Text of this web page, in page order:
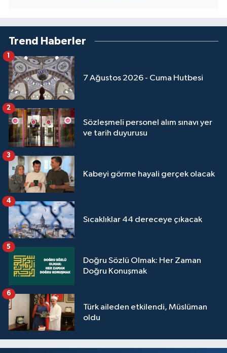
Trend Haberler
7 Ağustos 2026 - Cuma Hutbesi
1
Sözleşmeli personel alım sınavı yer
ve tarih duyurusu
2
Kabeyi görme hayali gerçek olacak
3
Sıcaklıklar 44 dereceye çıkacak
4
Doğru Sözlü Olmak: Her Zaman
Doğru Konuşmak
5
Türk aileden etkilendi, Müslüman
oldu
6
Şanlıurfa Müftülüğü
Şırnak Müftülüğü
Tekirdağ Müftülüğü
Tokat Müftülüğü
Trabzon Müftülüğü
Tunceli Müftülüğü
Uşak Müftülüğü
Van Müftülüğü
Yalova Müftülüğü
Zonguldak Müftülüğü